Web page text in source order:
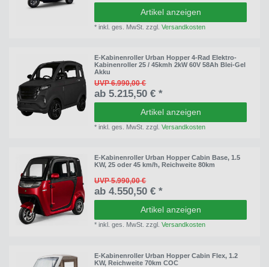
Artikel anzeigen
*inkl. ges. MwSt. zzgl.Versandkosten
E-Kabinenroller Urban Hopper 4-Rad Elektro-
Kabinenroller 25 / 45kmh 2kW 60V 58Ah Blei-Gel
Akku
UVP 6.990,00 €
ab 5.215,50 € *
Artikel anzeigen
*inkl. ges. MwSt. zzgl.Versandkosten
E-Kabinenroller Urban Hopper Cabin Base, 1.5
KW, 25 oder 45 km/h, Reichweite 80km
UVP 5.990,00 €
ab 4.550,50 € *
Artikel anzeigen
*inkl. ges. MwSt. zzgl.Versandkosten
E-Kabinenroller Urban Hopper Cabin Flex, 1.2
KW, Reichweite 70km COC